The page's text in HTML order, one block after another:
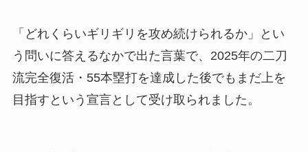
「どれくらいギリギリを攻め続けられるか」とい
う問いに答えるなかで出た言葉で、2025年の二刀
流完全復活・55本塁打を達成した後でもまだ上を
目指すという宣言として受け取られました。